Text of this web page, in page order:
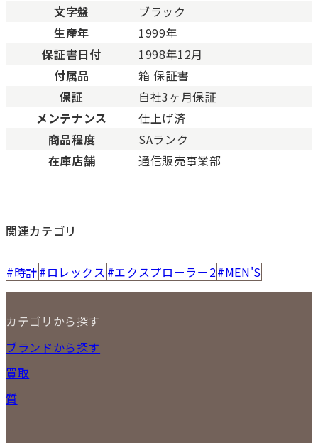
文字盤
ブラック
生産年
1999年
保証書日付
1998年12月
付属品
箱 保証書
保証
自社3ヶ月保証
メンテナンス
仕上げ済
商品程度
SAランク
在庫店舗
通信販売事業部
関連カテゴリ
時計 ロレックス エクスプローラー2 MEN'S
カテゴリから探す
NEW ITEM
時計
小物
ブランドから探す
買取
宅配買取
質